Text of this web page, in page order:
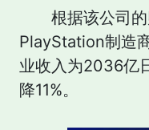
根据该公司
PlayStation制造
业收入为2036亿
降11%。